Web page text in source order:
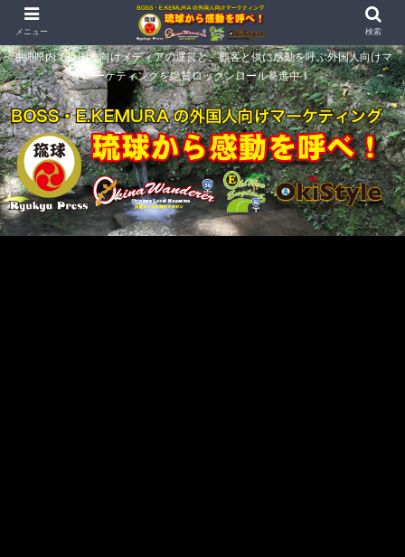
沖縄県内で外国人向けメディアの運営と、顧客と供に感動を呼ぶ外国人向けマ
ーケティングを絶賛ロックンロール驀進中！
メニュー 検索